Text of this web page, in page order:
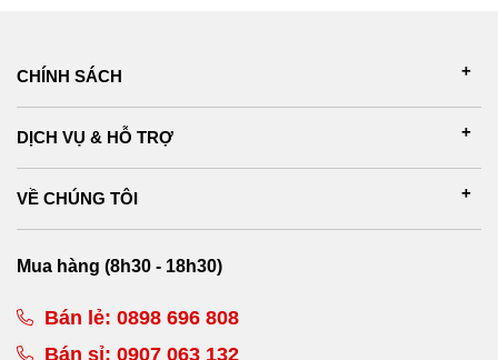
CHÍNH SÁCH
DỊCH VỤ & HỖ TRỢ
VỀ CHÚNG TÔI
Mua hàng (8h30 - 18h30)
Bán lẻ: 0898 696 808
Bán sỉ: 0907 063 132